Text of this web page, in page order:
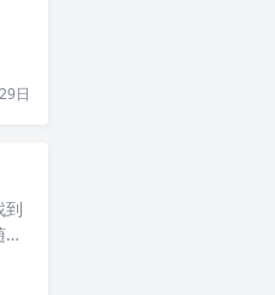
日
到